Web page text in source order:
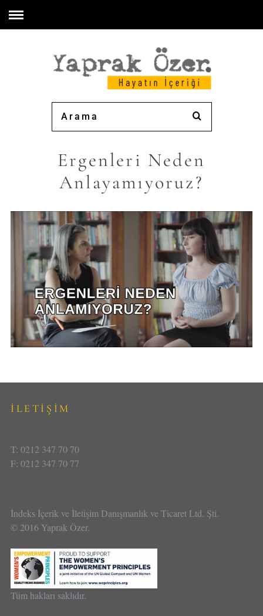
Ergenleri Neden
Anlayamıyoruz?
İLETİŞİM
T: 0212 347 70 70
F: 0212 347 70 77
İndeks İçerik ve İletişim Danışmanlık ve Ticaret Ltd. Şti.
© 2016 Yaprak Özer.
Tüm hakları saklıdır.